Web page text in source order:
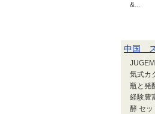
&...
中国 ス
気式カ
瓶と発
経験豊
酵 セ